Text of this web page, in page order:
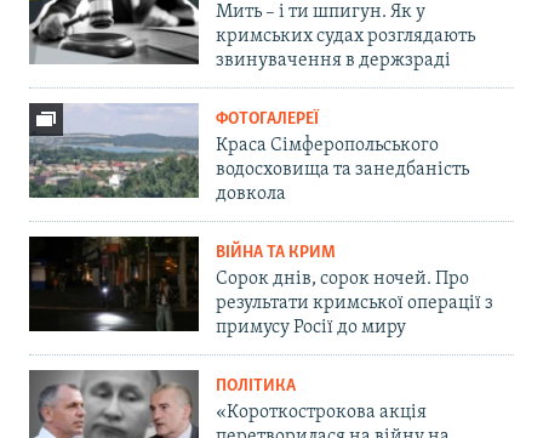
Мить – і ти шпигун. Як у
кримських судах розглядають
звинувачення в держзраді
ФОТОГАЛЕРЕЇ
Краса Сімферопольського
водосховища та занедбаність
довкола
ВІЙНА ТА КРИМ
Сорок днів, сорок ночей. Про
результати кримської операції з
примусу Росії до миру
ПОЛІТИКА
«Короткострокова акція